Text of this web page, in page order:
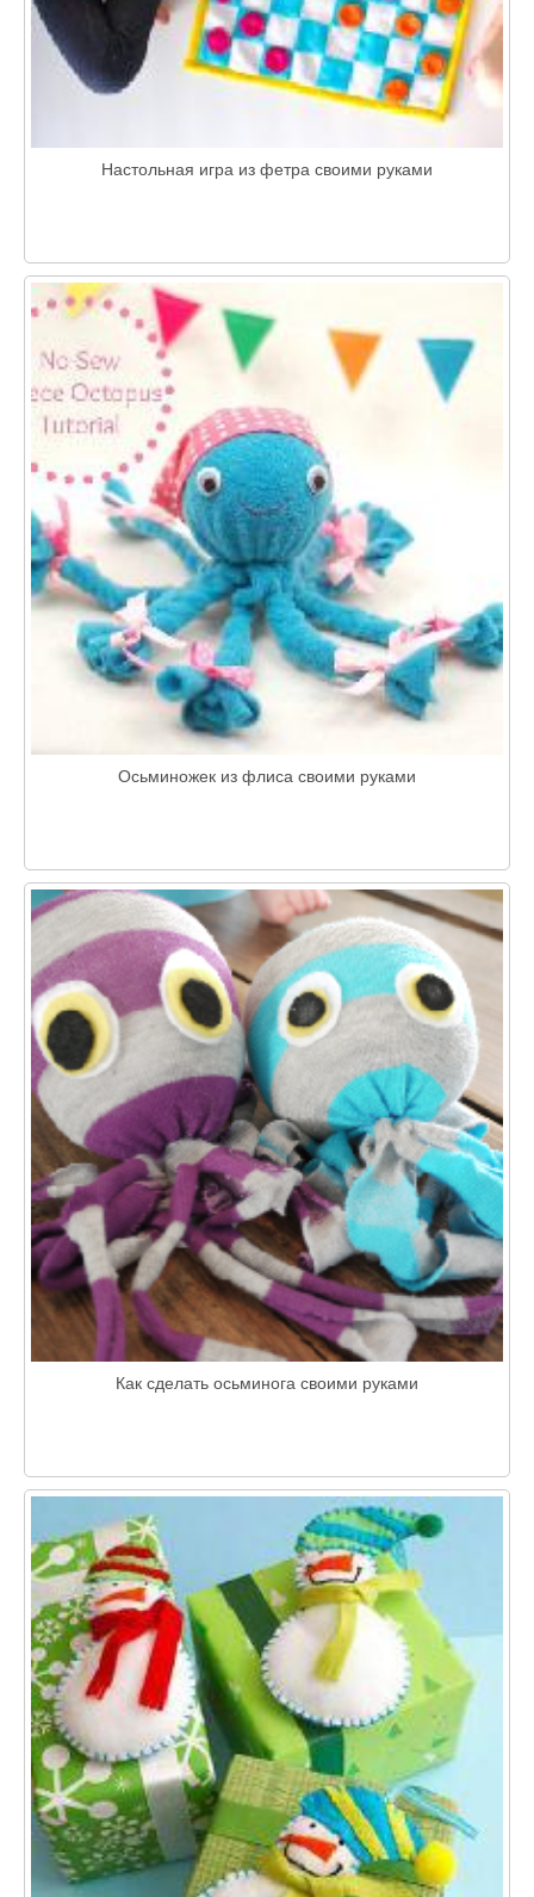
Настольная игра из фетра своими руками
Осьминожек из флиса своими руками
Как сделать осьминога своими руками